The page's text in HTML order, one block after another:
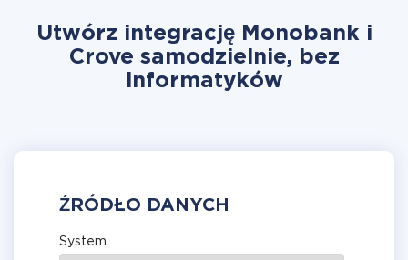
Utwórz integrację Monobank i
Crove samodzielnie, bez
informatyków
ŹRÓDŁO DANYCH
System